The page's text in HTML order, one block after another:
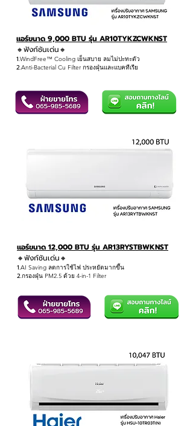
แอร์ขนาด 9,000 BTU รุ่น AR10TYKZCWKNST
🔸ฟังก์ชันเด่น🔸
1.WindFree™ Cooling เย็นสบาย ลมไม่ปะทะตัว
2.Anti-Bacterial Cu Filter กรองฝุ่นและแบคทีเรีย
แอร์ขนาด 12,000 BTU รุ่น AR13RYSTBWKNST
🔸ฟังก์ชันเด่น🔸
1.AI Saving ลดการใช้ไฟ ประหยัดมากขึ้น
2.กรองฝุ่น PM2.5 ด้วย 4-in-1 Filter